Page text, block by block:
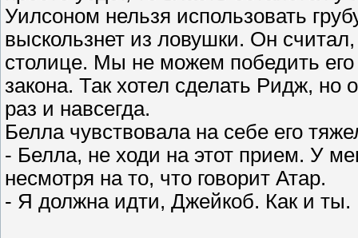
Уилсоном нельзя использовать
выскользнет из ловушки. Он
столице. Мы не можем победить
закона. Так хотел сделать Ридж,
раз и навсегда.
Белла чувствовала на себе его
- Белла, не ходи на этот прием. У
несмотря на то, что говорит Атар.
- Я должна идти, Джейкоб. Как и ты.